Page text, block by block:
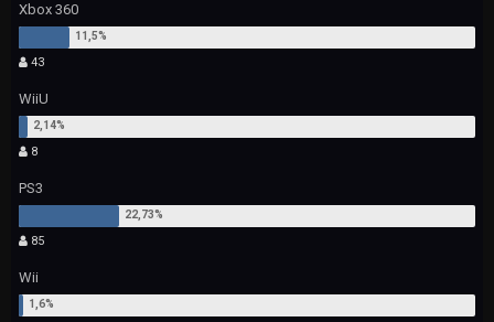
Xbox 360
43
WiiU
8
PS3
85
Wii